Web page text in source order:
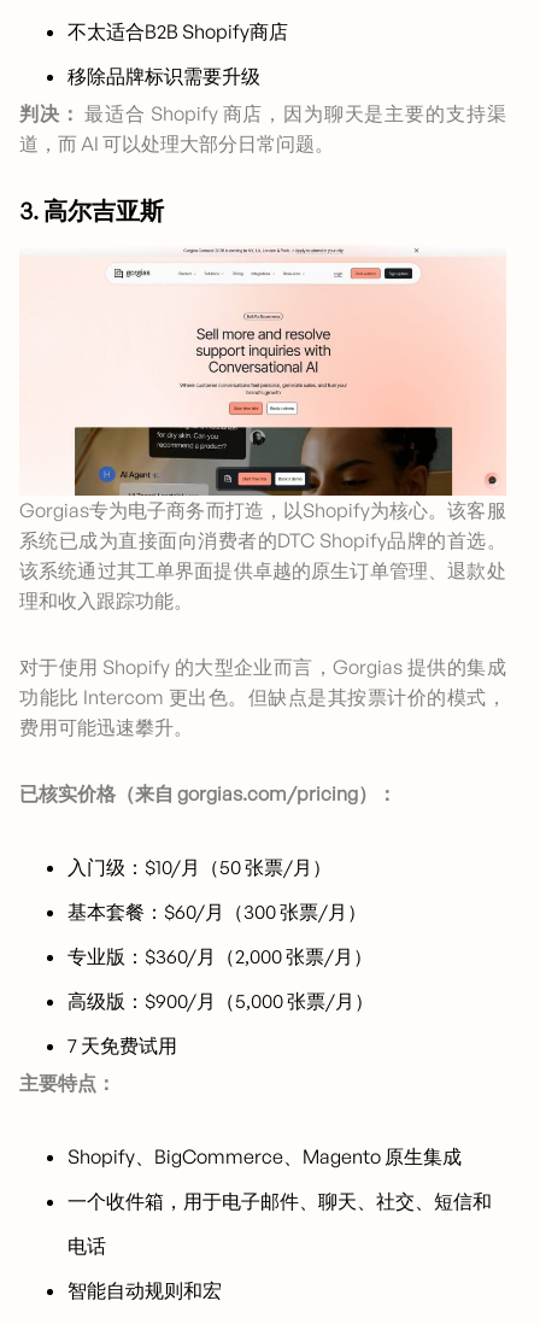
不太适合B2B Shopify商店
移除品牌标识需要升级
判决： 最适合 Shopify 商店，因为聊天是主要的支持渠
道，而 AI 可以处理大部分日常问题。
3. 高尔吉亚斯
Gorgias专为电子商务而打造，以Shopify为核心。该客服
系统已成为直接面向消费者的DTC Shopify品牌的首选。
该系统通过其工单界面提供卓越的原生订单管理、退款处
理和收入跟踪功能。
对于使用 Shopify 的大型企业而言，Gorgias 提供的集成
功能比 Intercom 更出色。但缺点是其按票计价的模式，
费用可能迅速攀升。
已核实价格（来自 gorgias.com/pricing）：
入门级：$10/月（50 张票/月）
基本套餐：$60/月（300 张票/月）
专业版：$360/月（2,000 张票/月）
高级版：$900/月（5,000 张票/月）
7 天免费试用
主要特点：
Shopify、BigCommerce、Magento 原生集成
一个收件箱，用于电子邮件、聊天、社交、短信和
电话
智能自动规则和宏